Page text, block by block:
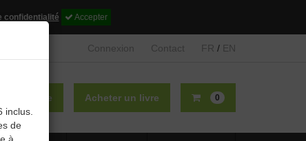
confidentialité Accepter
inclus.
de
Connexion Contact FR / EN
0
Acheter un livre
un livre